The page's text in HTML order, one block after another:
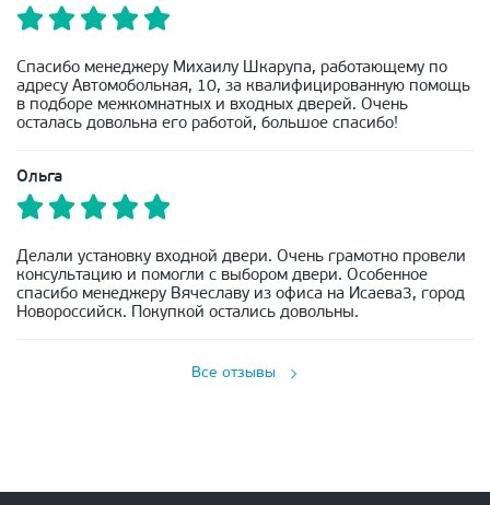
Спасибо менеджеру Михаилу Шкарупа, работающему по
адресу Автомобольная, 10, за квалифицированную помощь
в подборе межкомнатных и входных дверей. Очень
осталась довольна его работой, большое спасибо!
Ольга
Делали установку входной двери. Очень грамотно провели
консультацию и помогли с выбором двери. Особенное
спасибо менеджеру Вячеславу из офиса на Исаева3, город
Новороссийск. Покупкой остались довольны.
Все отзывы